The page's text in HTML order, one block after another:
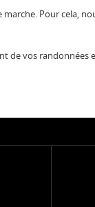
Pour cela,
de vos randonnées